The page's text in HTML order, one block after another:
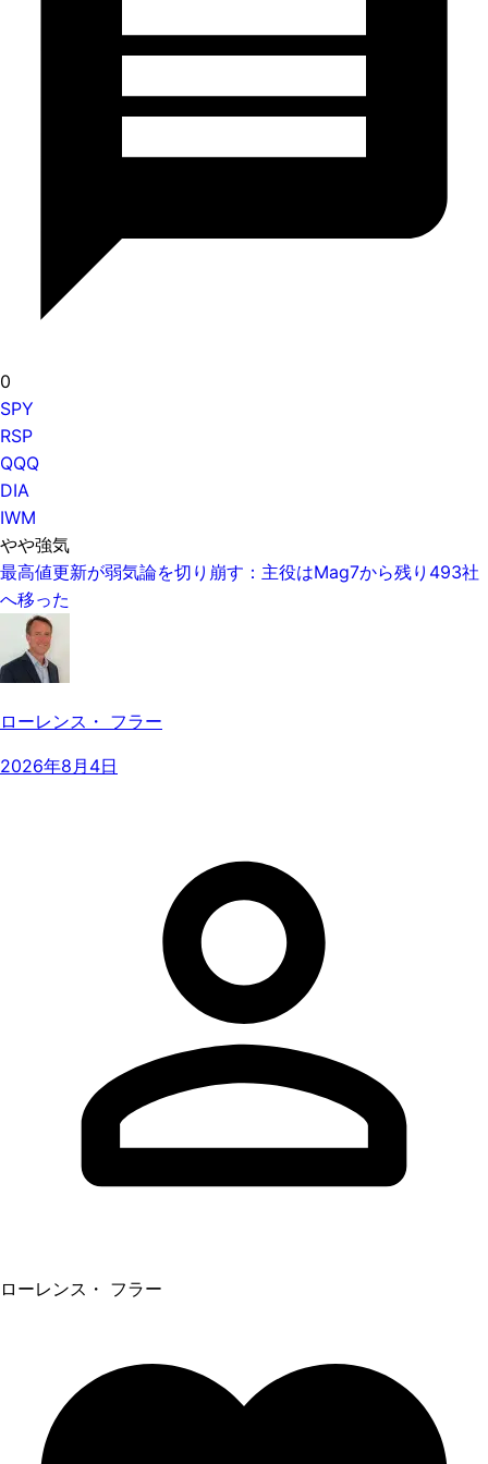
0
SPY
RSP
QQQ
DIA
IWM
やや強気
最高値更新が弱気論を切り崩す：主役はMag7から残り493社
へ移った
ローレンス・ フラー
2026年8月4日
ローレンス・ フラー